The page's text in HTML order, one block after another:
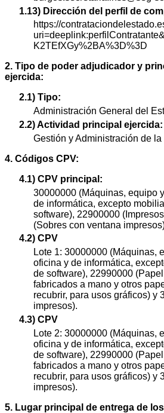
1.13) Dirección del perfil de
https://
K2TEfXGy%2BA%3D%3D
2. Tipo de poder adjudicador y
ejercida:
2.1) Tipo:
Administración General del
2.2) Actividad principal ejercida:
Gestión y Administración de
4. Códigos CPV:
4.1) CPV principal:
30000000 (Máquinas, equipo
de informática, excepto
software), 22900000
(Sobres con ventana
4.2) CPV
Lote 1: 30000000 (Máquinas,
oficina y de informática,
de software), 22990000
fabricados a mano y otros
recubrir, para usos gráficos) y
impresos).
4.3) CPV
Lote 2: 30000000 (Máquinas,
oficina y de informática,
de software), 22990000
fabricados a mano y otros
recubrir, para usos gráficos) y
impresos).
5. Lugar principal de entrega de